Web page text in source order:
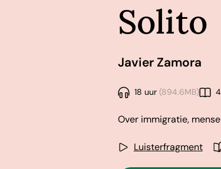
Solito
Javier Zamora
18 uur(894.6MB)
Over immigratie,
Luisterfragment